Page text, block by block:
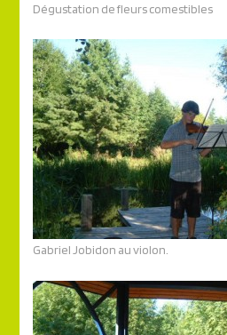
Dégustation de fleurs comestibles
Gabriel Jobidon au violon.